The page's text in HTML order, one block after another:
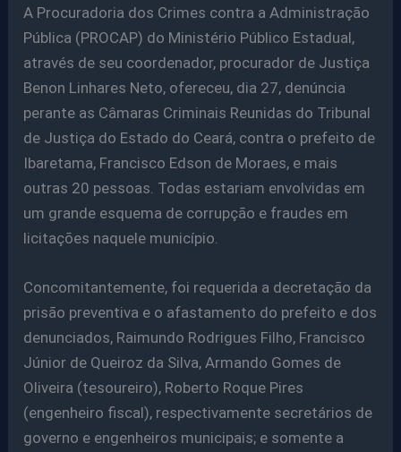
A Procuradoria dos Crimes contra a Administração
Pública (PROCAP) do Ministério Público Estadual,
através de seu coordenador, procurador de Justiça
Benon Linhares Neto, ofereceu, dia 27, denúncia
perante as Câmaras Criminais Reunidas do Tribunal
de Justiça do Estado do Ceará, contra o prefeito de
Ibaretama, Francisco Edson de Moraes, e mais
outras 20 pessoas. Todas estariam envolvidas em
um grande esquema de corrupção e fraudes em
licitações naquele município.
Concomitantemente, foi requerida a decretação da
prisão preventiva e o afastamento do prefeito e dos
denunciados, Raimundo Rodrigues Filho, Francisco
Júnior de Queiroz da Silva, Armando Gomes de
Oliveira (tesoureiro), Roberto Roque Pires
(engenheiro fiscal), respectivamente secretários de
governo e engenheiros municipais; e somente a